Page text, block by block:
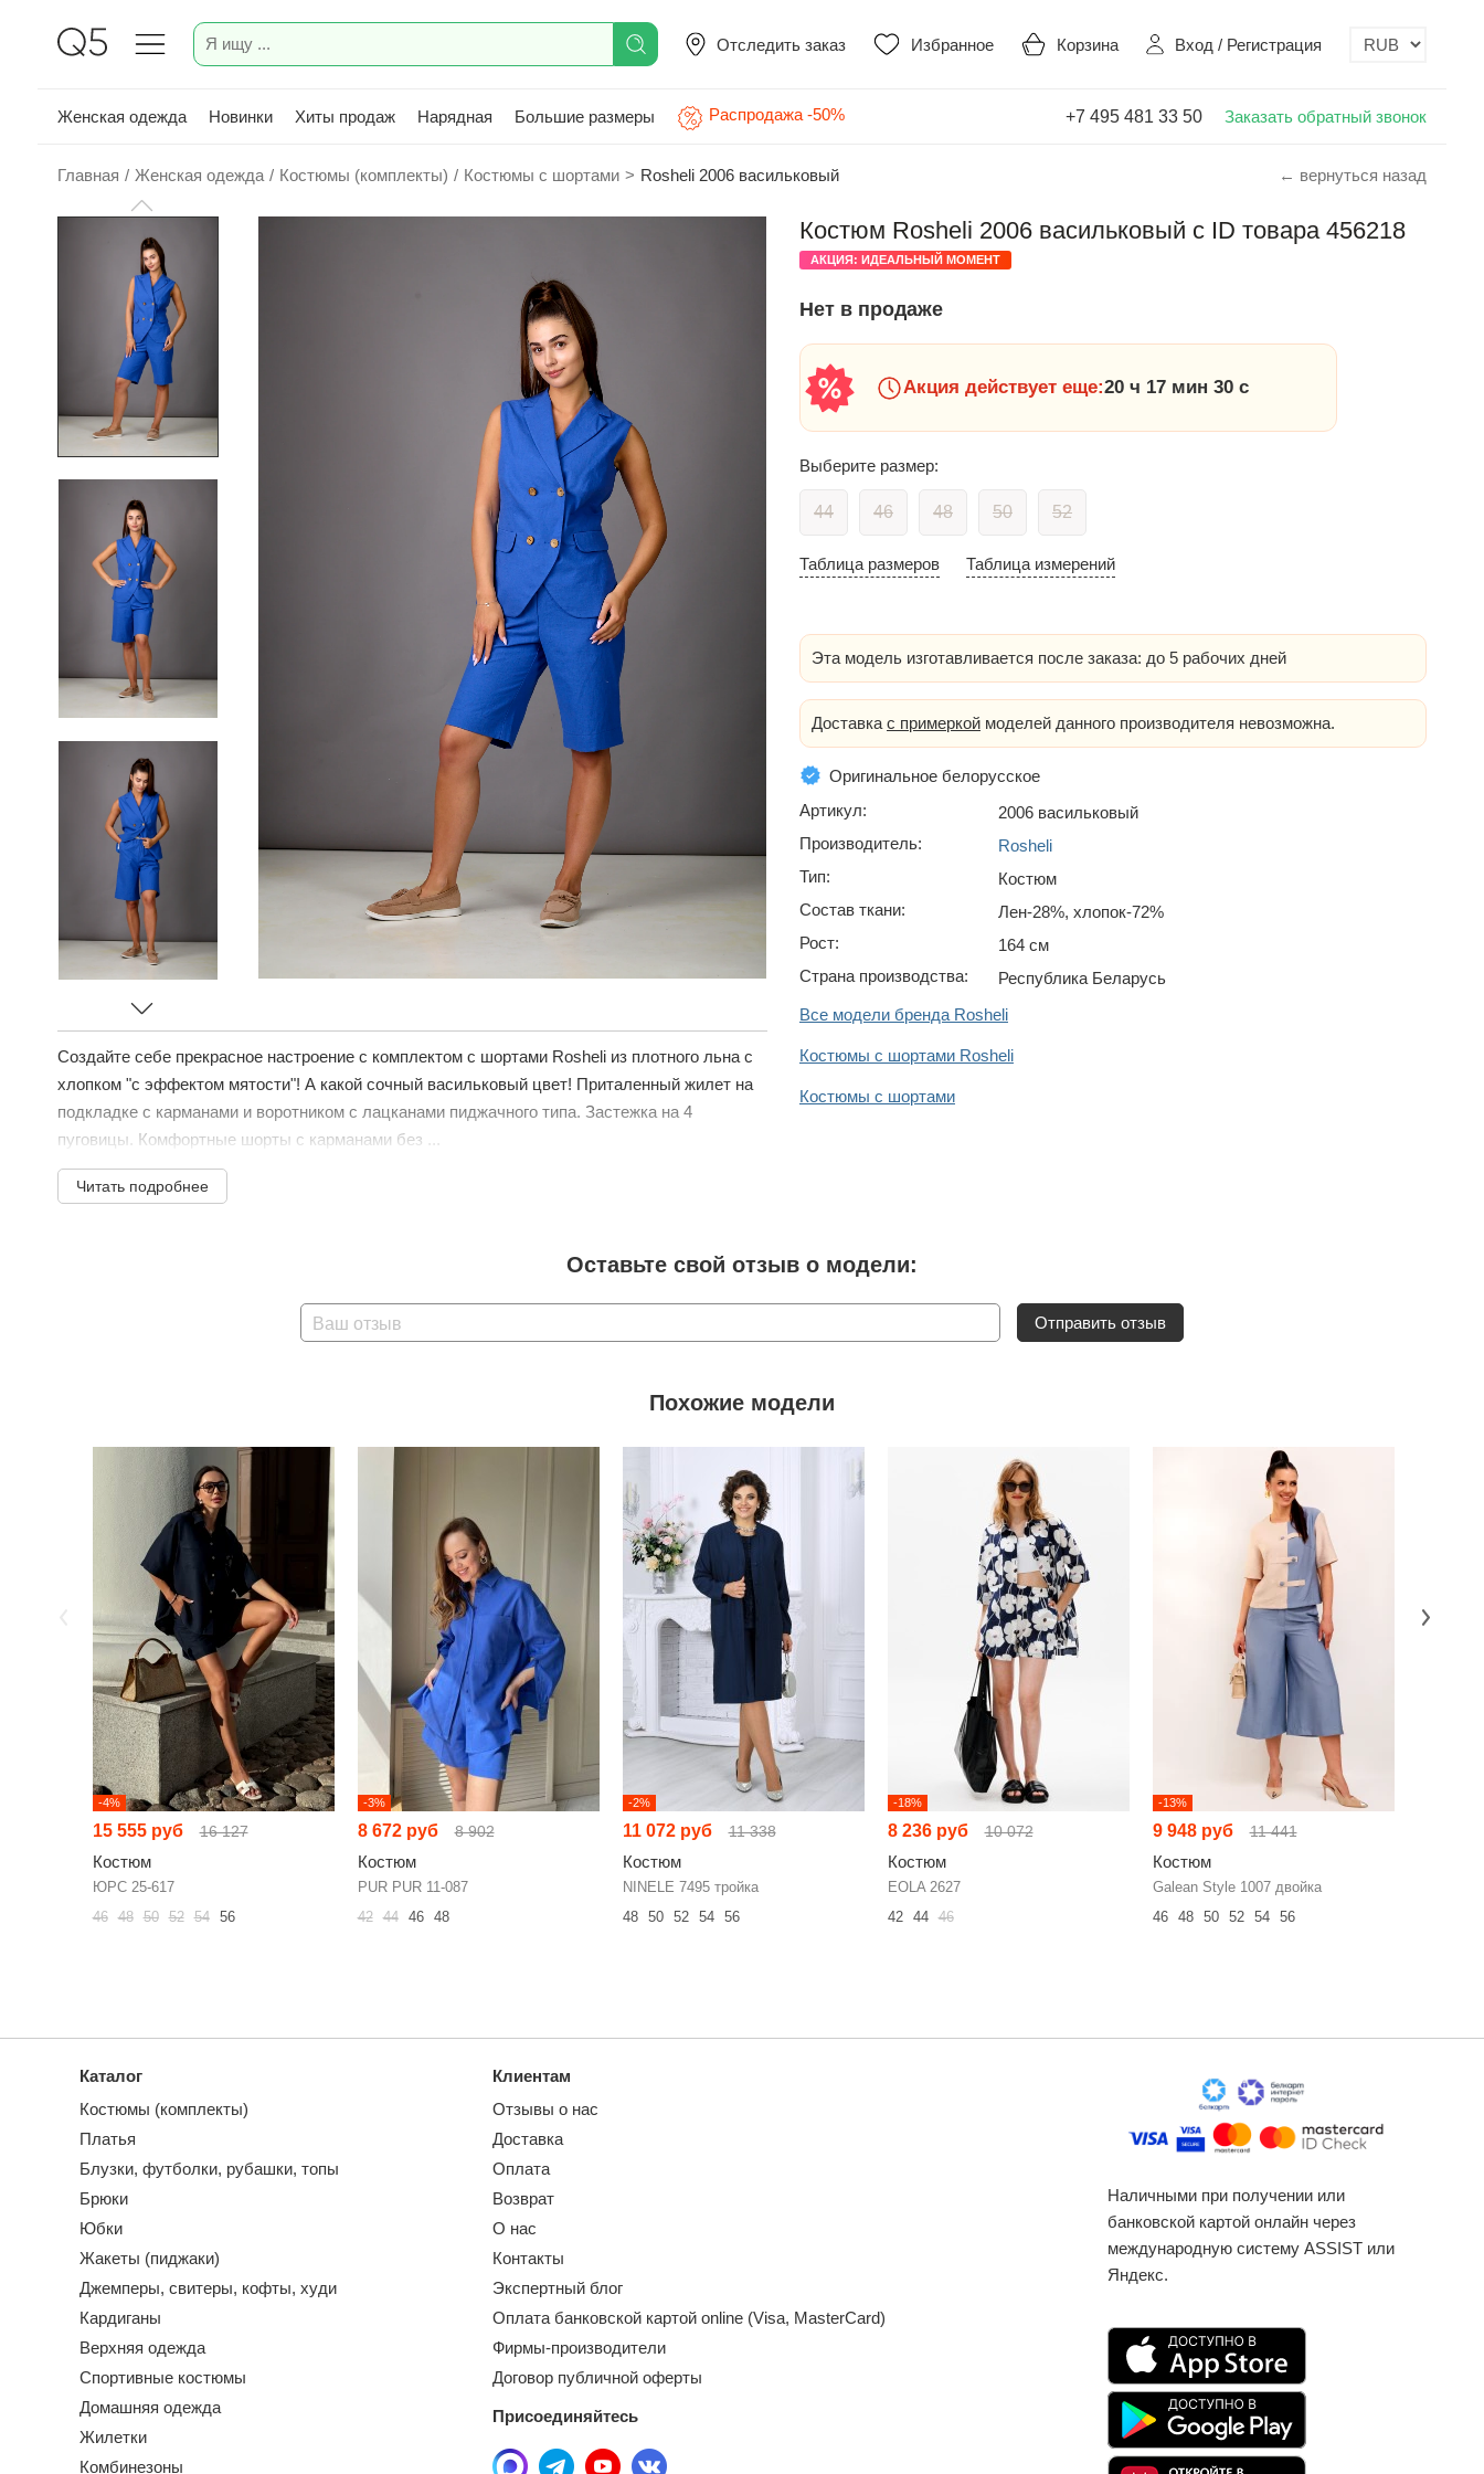
Отследить заказ Избранное Корзина Вход / Регистрация
Женская одежда Новинки Хиты продаж Нарядная Большие размеры Распродажа -50% +7 495 481 33 50 Заказать обратный звонок
Главная / Женская одежда / Костюмы (комплекты) / Костюмы с шортами > Rosheli 2006 васильковый ← вернуться назад
Создайте себе прекрасное настроение с комплектом с шортами Rosheli из плотного льна с
хлопком "с эффектом мятости"! А какой сочный васильковый цвет! Приталенный жилет на
подкладке с карманами и воротником с лацканами пиджачного типа. Застежка на 4
пуговицы. Комфортные шорты с карманами без ...
Читать подробнее
Костюм Rosheli 2006 васильковый с ID товара 456218
АКЦИЯ: ИДЕАЛЬНЫЙ МОМЕНТ
Нет в продаже
Акция действует еще:20 ч 17 мин 29 с
Выберите размер:
44 46 48 50 52
Таблица размеров Таблица измерений
Эта модель изготавливается после заказа: до 5 рабочих дней
Доставка с примеркой моделей данного производителя невозможна.
Оригинальное белорусское
Артикул:
2006 васильковый
Производитель:
Rosheli
Тип:
Костюм
Состав ткани:
Лен-28%, хлопок-72%
Рост:
164 см
Страна производства:
Республика Беларусь
Все модели бренда Rosheli
Костюмы с шортами Rosheli
Костюмы с шортами
Оставьте свой отзыв о модели:
Ваш отзыв Отправить отзыв
Похожие модели
-4%
15 555 руб 16 127
Костюм
ЮРС 25-617
46 48 50 52 54 56
-3%
8 672 руб 8 902
Костюм
PUR PUR 11-087
42 44 46 48
-2%
11 072 руб 11 338
Костюм
NINELE 7495 тройка
48
50 52 54 56
-18%
8 236 руб 10 072
Костюм
EOLA 2627
42
44 46
-13%
9 948 руб 11 441
Костюм
Galean Style 1007 двойка
46
48 50 52 54 56
Каталог
Костюмы (комплекты)
Платья
Блузки, футболки, рубашки, топы
Брюки
Юбки
Жакеты (пиджаки)
Джемперы, свитеры, кофты, худи
Кардиганы
Верхняя одежда
Спортивные костюмы
Домашняя одежда
Жилетки
Комбинезоны
Клиентам
Отзывы о нас
Доставка
Оплата
Возврат
О нас
Контакты
Экспертный блог
Оплата банковской картой online (Visa, MasterCard)
Фирмы-производители
Договор публичной оферты
Присоединяйтесь
Наличными при получении или
банковской картой онлайн через
международную систему ASSIST или
Яндекс.